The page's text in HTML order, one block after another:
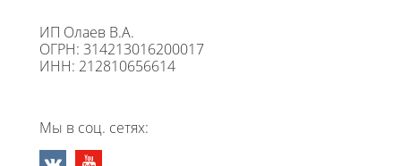
ИП Олаев В.А.
ОГРН: 314213016200017
ИНН: 212810656614
Мы в соц. сетях: